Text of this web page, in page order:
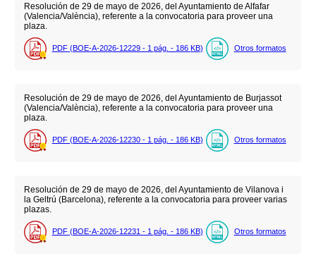
Resolución de 29 de mayo de 2026, del Ayuntamiento de Alfafar
(Valencia/València), referente a la convocatoria para proveer una
plaza.
PDF (BOE-A-2026-12229 - 1 pág. - 186 KB) Otros formatos
Resolución de 29 de mayo de 2026, del Ayuntamiento de Burjassot
(Valencia/València), referente a la convocatoria para proveer una
plaza.
PDF (BOE-A-2026-12230 - 1 pág. - 186 KB) Otros formatos
Resolución de 29 de mayo de 2026, del Ayuntamiento de Vilanova i
la Geltrú (Barcelona), referente a la convocatoria para proveer varias
plazas.
PDF (BOE-A-2026-12231 - 1 pág. - 186 KB) Otros formatos